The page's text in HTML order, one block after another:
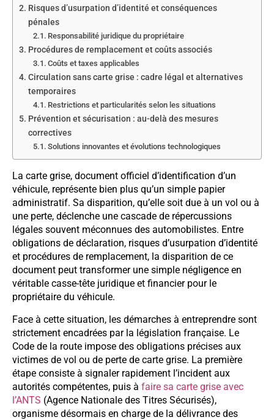
Risques d’usurpation d’identité et conséquences
pénales
Responsabilité juridique du propriétaire
Procédures de remplacement et coûts associés
Coûts et taxes applicables
Circulation sans carte grise : cadre légal et alternatives
temporaires
Restrictions et particularités selon les situations
Prévention et sécurisation : au-delà des mesures
correctives
Solutions innovantes et évolutions technologiques
La carte grise, document officiel d’identification d’un
véhicule, représente bien plus qu’un simple papier
administratif. Sa disparition, qu’elle soit due à un vol ou à
une perte, déclenche une cascade de répercussions
légales souvent méconnues des automobilistes. Entre
obligations de déclaration, risques d’usurpation d’identité
et procédures de remplacement, la disparition de ce
document peut transformer une simple négligence en
véritable casse-tête juridique et financier pour le
propriétaire du véhicule.
Face à cette situation, les démarches à entreprendre sont
strictement encadrées par la législation française. Le
Code de la route impose des obligations précises aux
victimes de vol ou de perte de carte grise. La première
étape consiste à signaler rapidement l’incident aux
autorités compétentes, puis à faire sa carte grise avec
l’ANTS (Agence Nationale des Titres Sécurisés),
organisme désormais en charge de la délivrance des